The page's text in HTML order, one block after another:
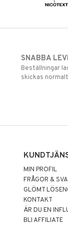
SNABBA
Beställningar
skickas
MIN PROFIL
FRÅGOR &
GLÖMT
KONTAKT
ÄR DU EN
BLI AFFILIATE